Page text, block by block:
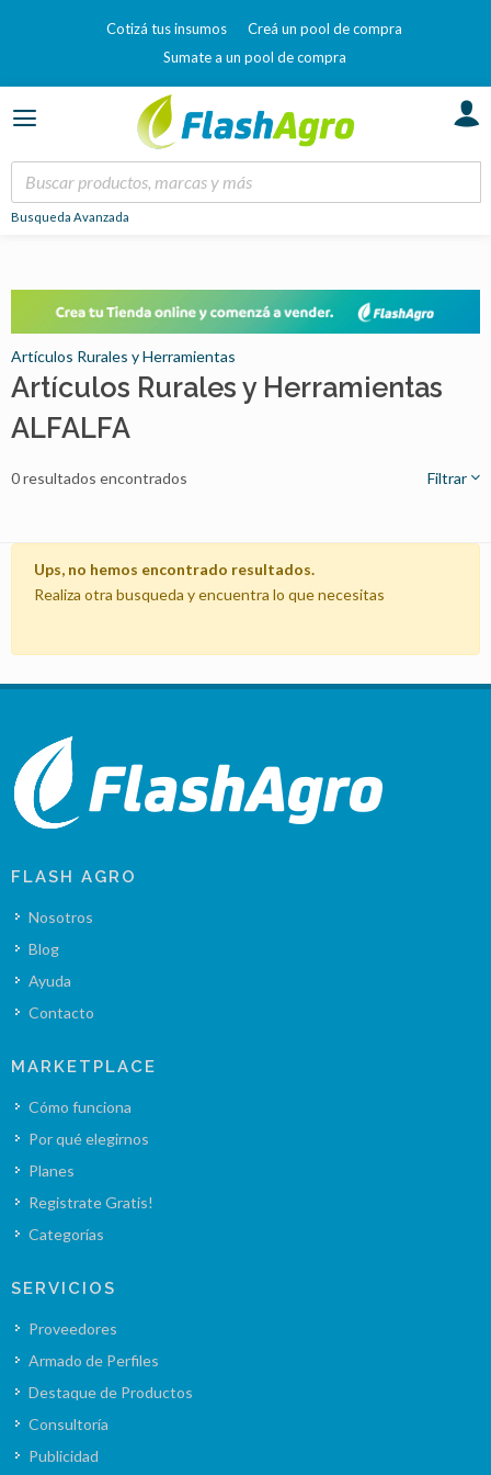
Cotizá tus insumos
Creá un pool de compra
Sumate a un pool de compra
Busqueda Avanzada
Ups, no hemos encontrado resultados.
Realiza otra busqueda y encuentra lo que necesitas
Artículos Rurales y Herramientas
Artículos Rurales y Herramientas
ALFALFA
0 resultados encontrados Filtrar
FLASH AGRO
Nosotros
Blog
Ayuda
Contacto
MARKETPLACE
Cómo funciona
Por qué elegirnos
Planes
Registrate Gratis!
Categorías
SERVICIOS
Proveedores
Armado de Perfiles
Destaque de Productos
Consultoría
Publicidad